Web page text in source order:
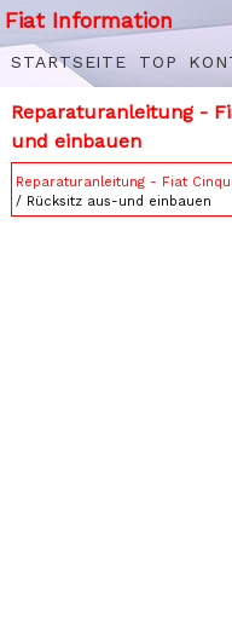
Fiat Information
STARTSEITE TOP
Reparaturanleitung -
und einbauen
Reparaturanleitung - Fiat
/ Rücksitz aus-und einbauen